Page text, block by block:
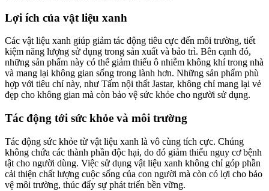
Lợi ích của vật liệu xanh
Các vật liệu xanh giúp giảm tác động tiêu cực đến môi trường, tiết
kiệm năng lượng sử dụng trong sản xuất và bảo trì. Bên cạnh đó,
những sản phẩm này có thể giảm thiểu ô nhiễm không khí trong nhà
và mang lại không gian sống trong lành hơn. Những sản phẩm phù
hợp với tiêu chí này, như Tấm nội thất Jastar, không chỉ mang lại vẻ
đẹp cho không gian mà còn bảo vệ sức khỏe cho người sử dụng.
Tác động tới sức khỏe và môi trường
Tác động sức khỏe từ vật liệu xanh là vô cùng tích cực. Chúng
không chứa các thành phần độc hại, do đó giảm thiểu nguy cơ bệnh
tật cho người dùng. Việc sử dụng vật liệu xanh không chỉ góp phần
cải thiện chất lượng cuộc sống của con người mà còn có lợi cho bảo
vệ môi trường, thúc đẩy sự phát triển bền vững.